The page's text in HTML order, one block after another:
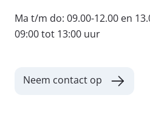
Ma t/m do: 09.00-12.00 en
09:00 tot 13:00 uur
Neem contact op